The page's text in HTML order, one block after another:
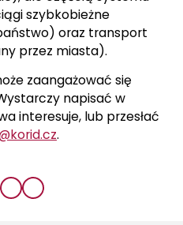
szybkobieżne
oraz transport
przez miasta).
zaangażować się
napisać w
interesuje, lub przesłać
.